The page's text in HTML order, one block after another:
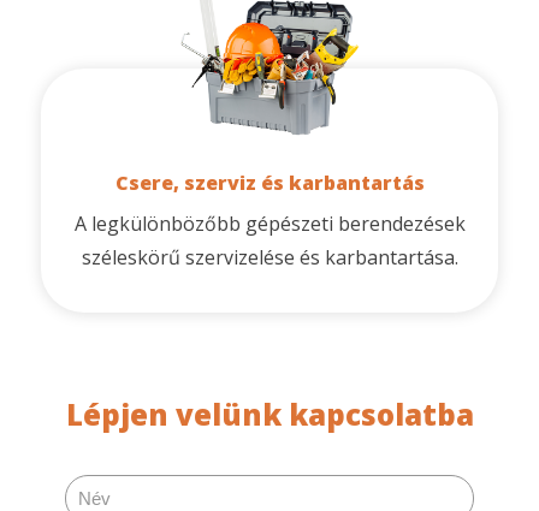
Csere, szerviz és karbantartás
A legkülönbözőbb gépészeti berendezések
széleskörű szervizelése és karbantartása.
Lépjen velünk kapcsolatba